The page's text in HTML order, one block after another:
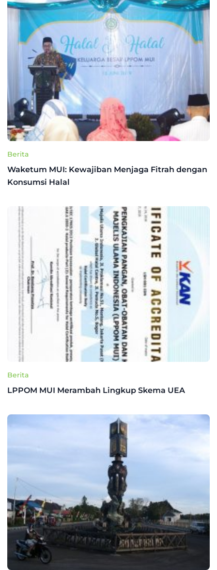
Berita
Waketum MUI: Kewajiban Menjaga Fitrah dengan
Konsumsi Halal
Berita
LPPOM MUI Merambah Lingkup Skema UEA